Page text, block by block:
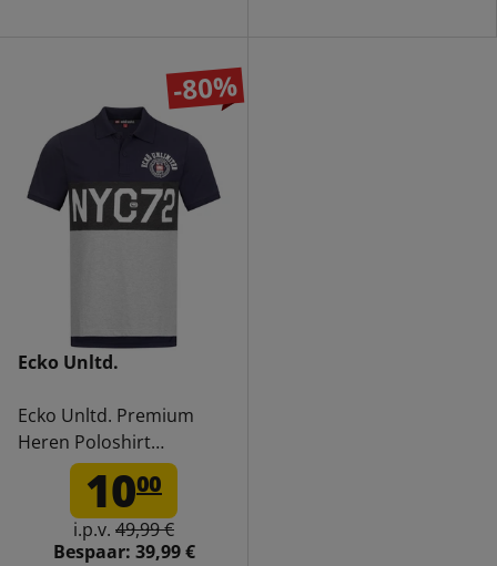
-80%
Ecko Unltd.
Ecko Unltd. Premium
Heren Poloshirt
EFM04794-NAVY
1000
i.p.v. 49,99 €
Bespaar: 39,99 €